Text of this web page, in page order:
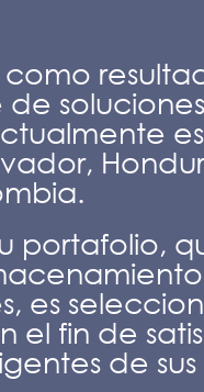
como
portafolio,
es
fin de
de sus